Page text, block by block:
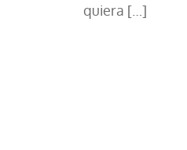
quiera […]